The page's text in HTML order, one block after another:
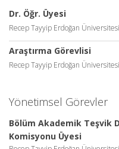
Dr. Öğr. Üyesi
Recep Tayyip Erdoğan
Araştırma Görevlisi
Recep Tayyip Erdoğan
Yönetimsel Görevler
Bölüm Akademik Teşvik
Komisyonu Üyesi